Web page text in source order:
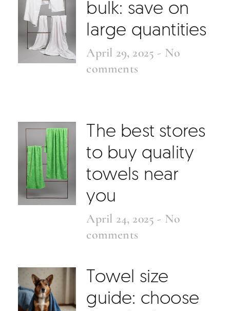
bulk: save on
large quantities
April 29, 2025 No
comments
The best stores
to buy quality
towels near
you
April 24, 2025 No
comments
Towel size
guide: choose